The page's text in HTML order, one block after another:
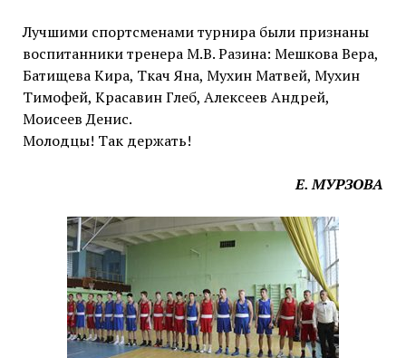
Лучшими спортсменами турнира были признаны
воспитанники тренера М.В. Разина: Мешкова Вера,
Батищева Кира, Ткач Яна, Мухин Матвей, Мухин
Тимофей, Красавин Глеб, Алексеев Андрей,
Моисеев Денис.
Молодцы! Так держать!
Е. МУРЗОВА